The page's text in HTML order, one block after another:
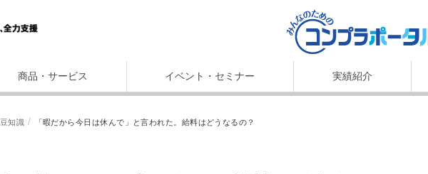
商品・サービス イベント・セミナー 実績紹介
豆知識 「暇だから今日は休んで」と言われた。給料はどうなるの？